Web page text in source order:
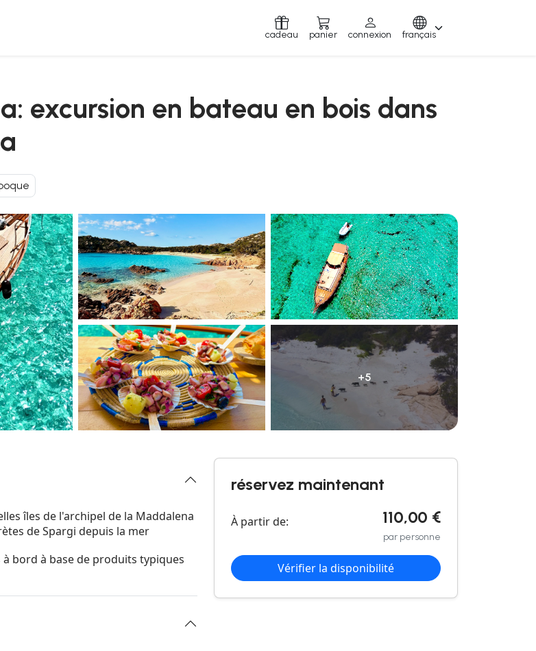
cadeau panier connexion français
la maddalena
excursion en bateau en bois dans
+5
îles de l'archipel de la Maddalena
de Spargi depuis la mer
bord à base de produits typiques
réservez maintenant
À partir de: 110,00 €
par personne
Vérifier la disponibilité